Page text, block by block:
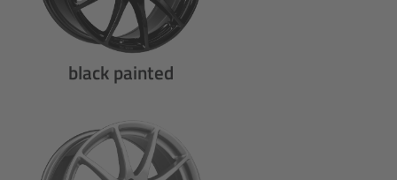
black painted